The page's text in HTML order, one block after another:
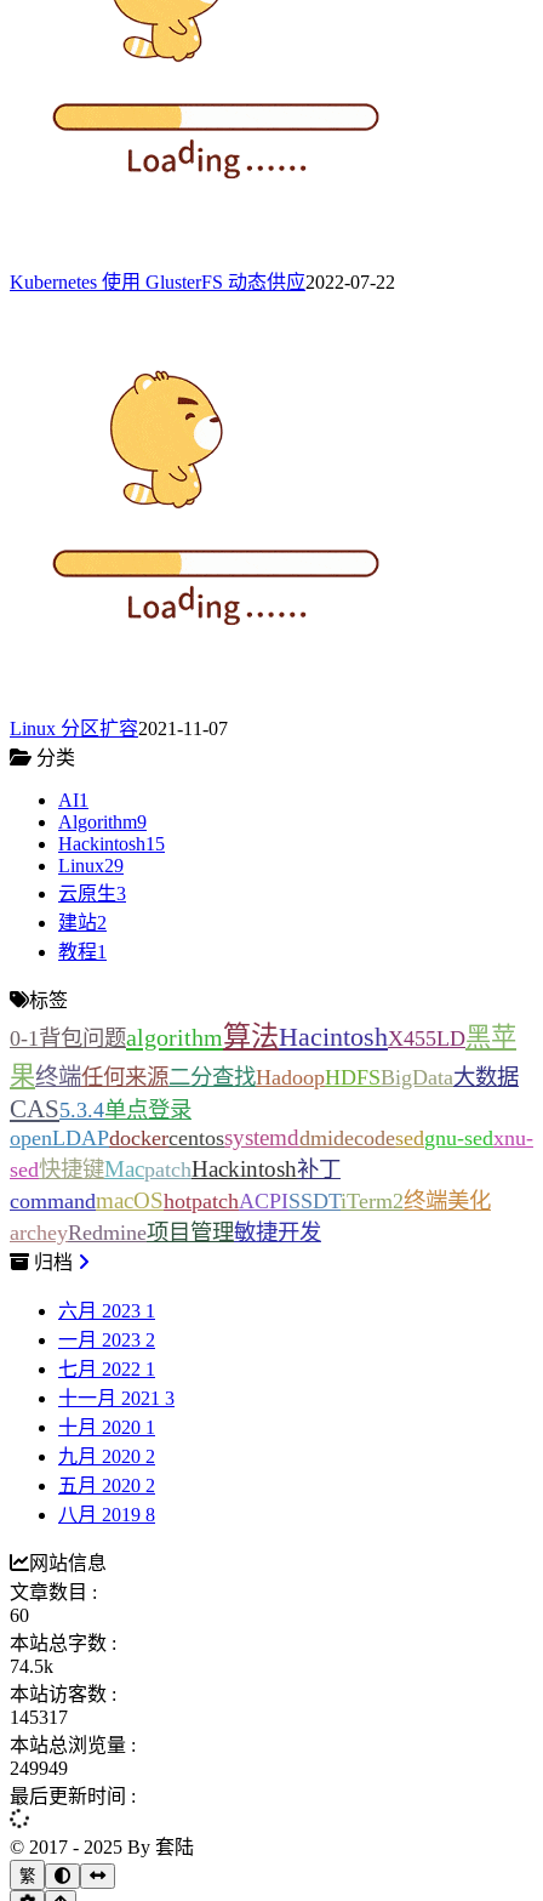
Kubernetes 使用 GlusterFS 动态供应2022-07-22
Linux 分区扩容2021-11-07
分类
AI1
Algorithm9
Hackintosh15
Linux29
云原生3
建站2
教程1
标签
0-1背包问题algorithm算法HacintoshX455LD黑苹
果终端任何来源二分查找HadoopHDFSBigData大数据
CAS5.3.4单点登录
openLDAPdockercentossystemddmidecodesedgnu-sedxnu-
sed快捷键MacpatchHackintosh补丁
commandmacOShotpatchACPISSDTiTerm2终端美化
archeyRedmine项目管理敏捷开发
归档
六月 2023 1
一月 2023 2
七月 2022 1
十一月 2021 3
十月 2020 1
九月 2020 2
五月 2020 2
八月 2019 8
网站信息
文章数目 :
60
本站总字数 :
74.5k
本站访客数 :
145317
本站总浏览量 :
249949
最后更新时间 :
© 2017 - 2025 By 套陆
繁